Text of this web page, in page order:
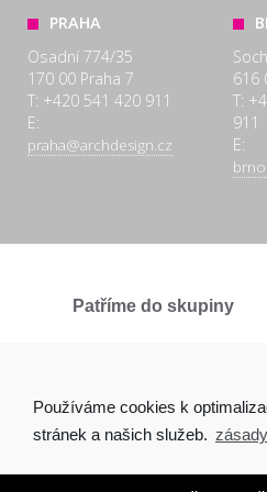
PRAHA
Osadní 774/35
170 00 Praha 7
T: +420 541 420 911
E:
praha@archdesign.cz
616
T:
911
E:
Patříme do skupiny
Používáme cookies k
stránek a našich služeb.